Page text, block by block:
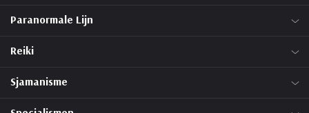
Paranormale Lijn
Reiki
Sjamanisme